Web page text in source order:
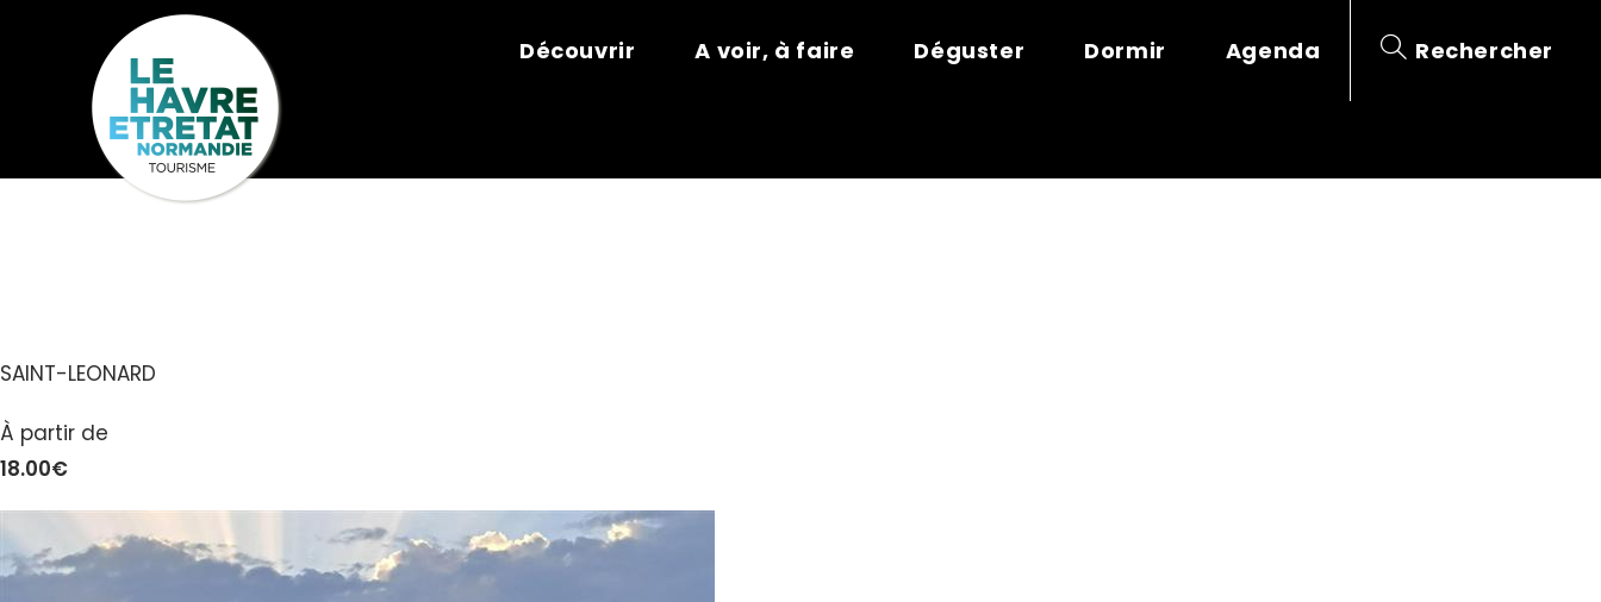
Découvrir A voir, à faire Déguster Dormir Agenda Rechercher
CAMPING LES POMMIERS
SAINT-LEONARD
À partir de
18.00€
Cookies management panel